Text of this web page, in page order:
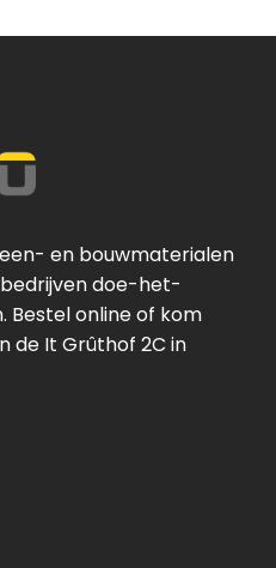
en bouwmaterialen
doe-het-
Bestel online of kom
de It Grûthof 2C in